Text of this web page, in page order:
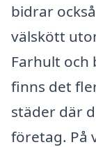
bidrar
välskött
Farhult och
finns det
städer där
företag. På